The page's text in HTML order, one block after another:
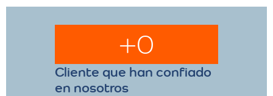
Cliente que han confiado
en nosotros
+0